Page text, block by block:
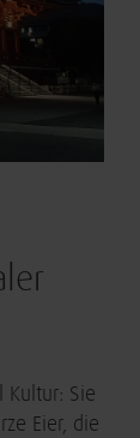
Kultur: Sie
Eier, die